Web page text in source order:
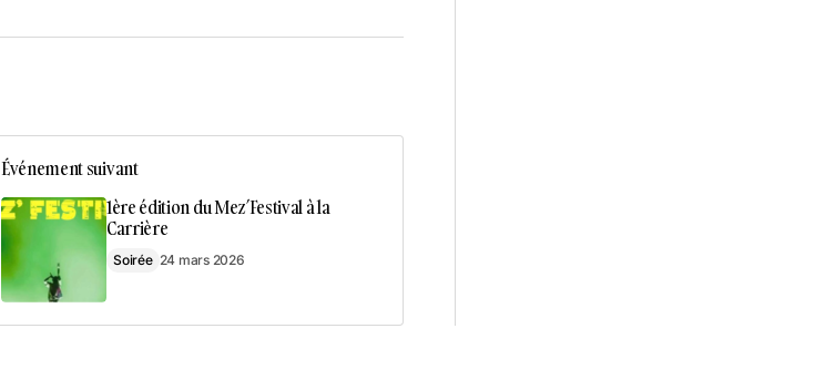
Événement suivant
1ère édition du Mez’Festival à la
Carrière
Soirée 24 mars 2026